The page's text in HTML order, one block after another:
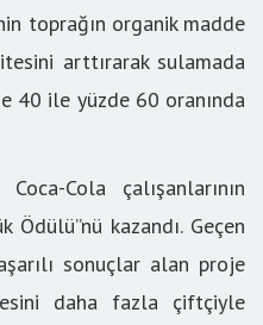
toprağın organik madde
arttırarak sulamada
40 ile yüzde 60 oranında
Cola çalışanlarının
Ödülü”nü kazandı. Geçen
sonuçlar alan proje
daha fazla çiftçiyle